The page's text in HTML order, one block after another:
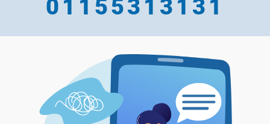
01155313131